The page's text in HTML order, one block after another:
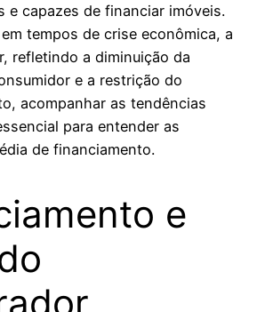
e capazes de financiar imóveis.
tempos de crise econômica, a
refletindo a diminuição da
e a restrição do
acompanhar as tendências
para entender as
de financiamento.
e